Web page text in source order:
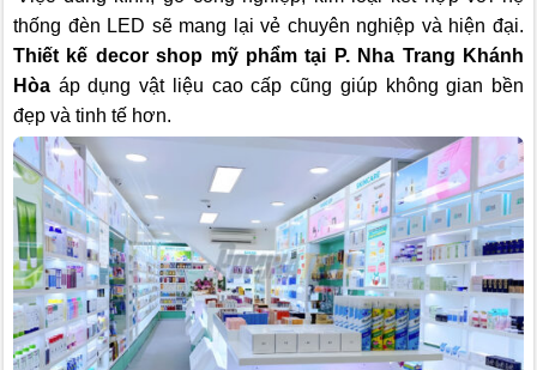
thống đèn LED sẽ mang lại vẻ chuyên nghiệp và hiện đại.
Thiết kế decor shop mỹ phẩm tại P. Nha Trang Khánh
Hòa áp dụng vật liệu cao cấp cũng giúp không gian bền
đẹp và tinh tế hơn.